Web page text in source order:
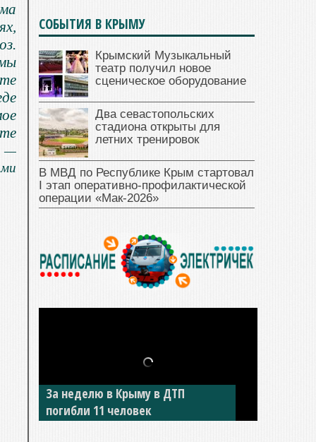
—
СОБЫТИЯ В КРЫМУ
Крымский Музыкальный
театр получил новое
сценическое оборудование
Два севастопольских
стадиона открыты для
летних тренировок
В МВД по Республике Крым стартовал
I этап оперативно‑профилактической
операции «Мак‑2026»
За неделю в Крыму в ДТП
погибли 11 человек